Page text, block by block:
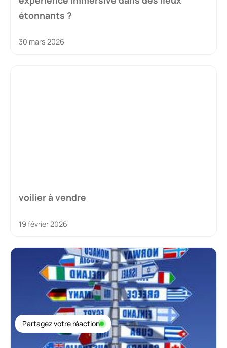
étonnants ?
30 mars 2026
voilier à vendre
19 février 2026
Partagez votre réaction